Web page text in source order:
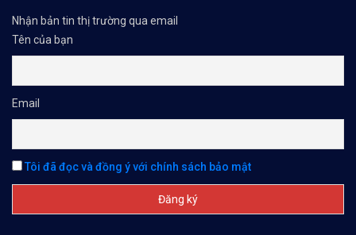
Nhận bản tin thị trường qua email
Tên của bạn
Email
Tôi đã đọc và đồng ý với chính sách bảo mật